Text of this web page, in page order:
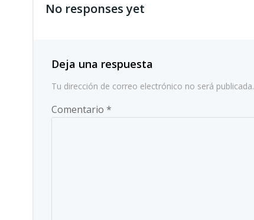
las
entradas
No responses yet
Deja una respuesta
Tu dirección de correo electrónico no será publicada.
Comentario *